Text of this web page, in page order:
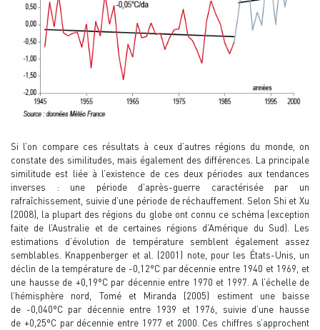
Si l’on compare ces résultats à ceux d’autres régions du monde, on
constate des similitudes, mais également des différences. La principale
similitude est liée à l’existence de ces deux périodes aux tendances
inverses : une période d’après-guerre caractérisée par un
rafraîchissement, suivie d’une période de réchauffement. Selon Shi et Xu
(2008), la plupart des régions du globe ont connu ce schéma (exception
faite de l’Australie et de certaines régions d’Amérique du Sud). Les
estimations d’évolution de température semblent également assez
semblables. Knappenberger et al. (2001) note, pour les États-Unis, un
déclin de la température de -0,12°C par décennie entre 1940 et 1969, et
une hausse de +0,19°C par décennie entre 1970 et 1997. A l’échelle de
l’hémisphère nord, Tomé et Miranda (2005) estiment une baisse
de -0,040°C par décennie entre 1939 et 1976, suivie d’une hausse
de +0,25°C par décennie entre 1977 et 2000. Ces chiffres s’approchent